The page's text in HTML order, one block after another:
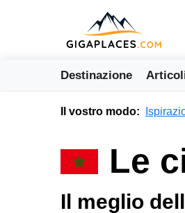
Destinazione
Il vostro modo:
Le
Il meglio